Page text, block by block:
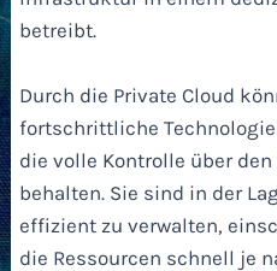
betreibt.
Durch die Private Cloud
fortschrittliche
die volle Kontrolle über
behalten. Sie sind in der
effizient zu verwalten,
die Ressourcen schnell je